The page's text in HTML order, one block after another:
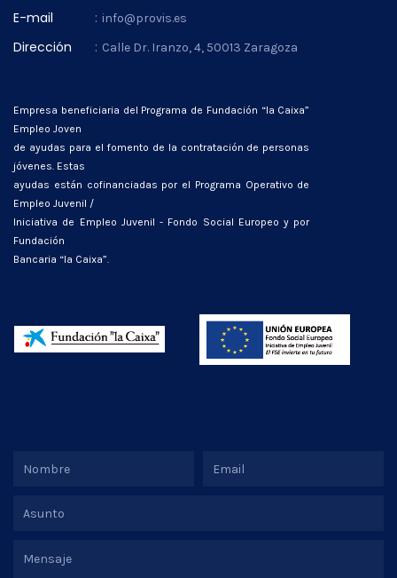
E-mail : info@provis.es
Dirección : Calle Dr. Iranzo, 4, 50013 Zaragoza
Empresa beneficiaria del Programa de Fundación “la Caixa”
Empleo Joven
de ayudas para el fomento de la contratación de personas
jóvenes. Estas
ayudas están cofinanciadas por el Programa Operativo de
Empleo Juvenil /
Iniciativa de Empleo Juvenil - Fondo Social Europeo y por
Fundación
Bancaria “la Caixa”.